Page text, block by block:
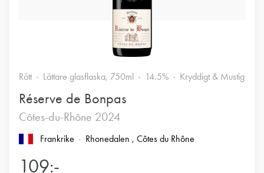
Rött Lättare glasflaska, 750ml 14.5% Kryddigt & Mustigt
Réserve de Bonpas
Côtes-du-Rhône 2024
Frankrike Rhonedalen , Côtes du Rhône
109:-